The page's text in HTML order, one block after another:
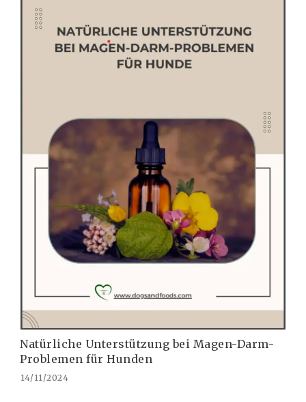
Natürliche Unterstützung bei Magen-Darm-
Problemen für Hunden
14/11/2024